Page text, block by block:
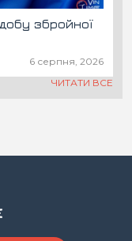
збройної
6 серпня, 2026
ЧИТАТИ ВСЕ